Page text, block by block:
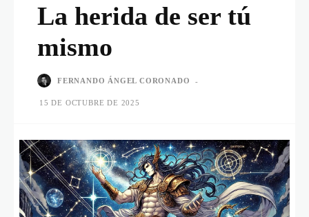
La herida de ser tú
mismo
FERNANDO ÁNGEL CORONADO -
15 DE OCTUBRE DE 2025